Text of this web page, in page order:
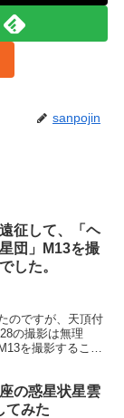
sanpojin
征して、「ヘ
団」M13を撮
した。
のですが、天頂付
の撮影は無理
を撮影すること
の惑星状星雲
てみた